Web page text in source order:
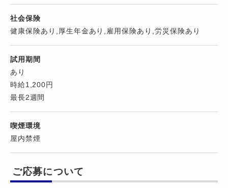
社会保険
健康保険あり,厚生年金あり,雇用保険あり,労災保険あり
試用期間
あり
時給1,200円
最長2週間
喫煙環境
屋内禁煙
ご応募について